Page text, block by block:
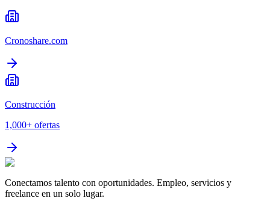
Cronoshare.com
Construcción
1,000+ ofertas
Conectamos talento con oportunidades. Empleo, servicios y
freelance en un solo lugar.